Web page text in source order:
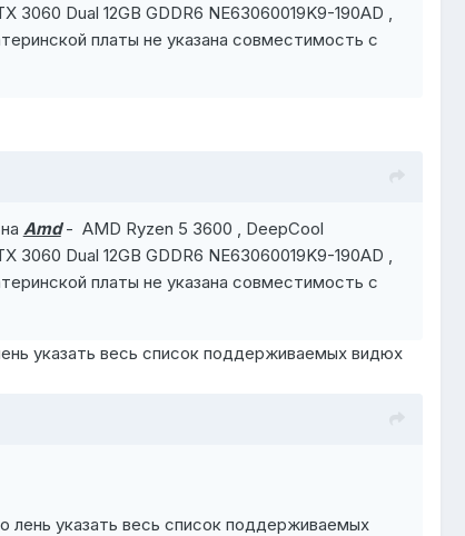
Dual 12GB GDDR6 NE63060019K9-190AD ,
платы не указана совместимость с
Amd- AMD Ryzen 5 3600 , DeepCool
Dual 12GB GDDR6 NE63060019K9-190AD ,
платы не указана совместимость с
указать весь список поддерживаемых видюх
указать весь список поддерживаемых